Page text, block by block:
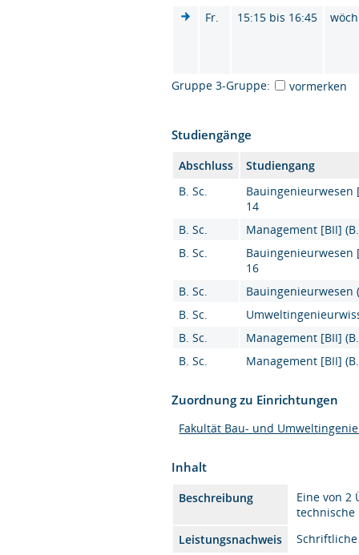
Fr. 15:15 bis 16:45
Gruppe 3-Gruppe: vormerken
Studiengänge
Abschluss
Studiengang
B. Sc.
Bauingenieurwesen
14
B. Sc.
Management [BII]
B. Sc.
Bauingenieurwesen
16
B. Sc.
Bauingenieurwesen
B. Sc.
B. Sc.
Management [BII]
B. Sc.
Management [BII]
Zuordnung zu Einrichtungen
Fakultät Bau- und
Inhalt
Beschreibung
Eine von 2
Leistungsnachweis